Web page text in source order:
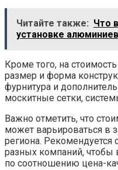
Читайте также: Что
установке
Кроме того, на
размер и форма
фурнитура и
москитные сетки,
Важно отметить, что
может варьироваться в
региона. Рекомендуется
разных компаний, чтобы
по соотношению цена-